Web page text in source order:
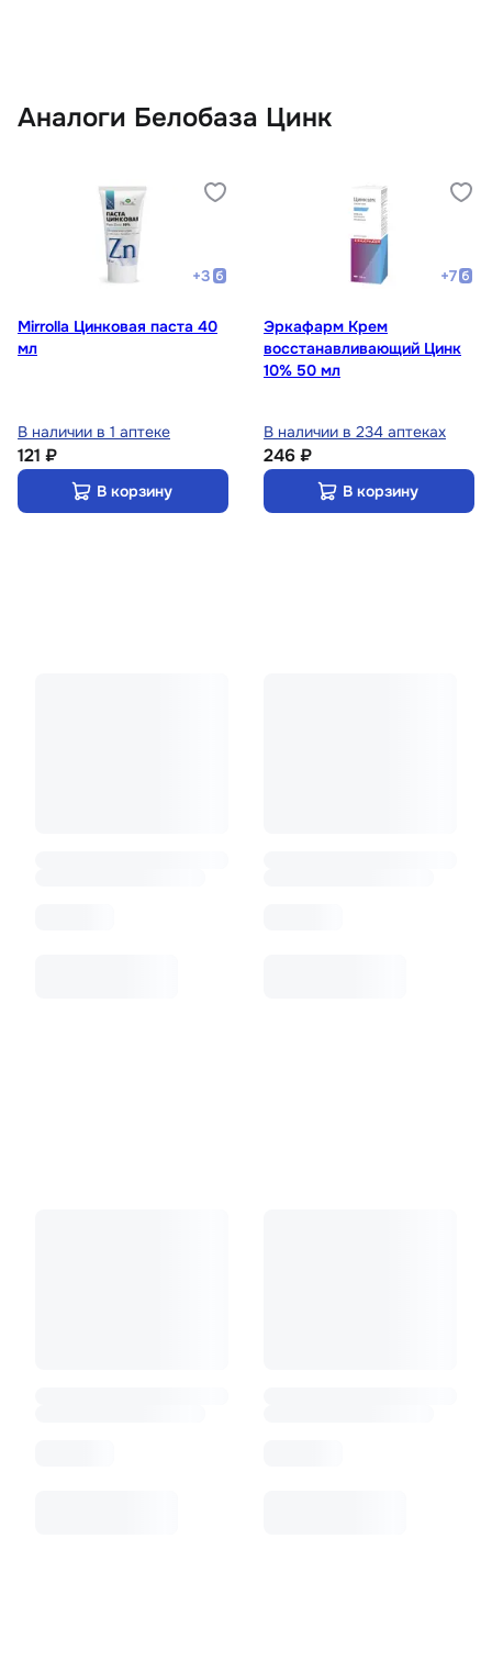
Аналоги Белобаза Цинк
+3
Mirrolla Цинковая паста 40
мл
В наличии в 1 аптеке
121 ₽
В корзину
+7
Эркафарм Крем
восстанавливающий Цинк
10% 50 мл
В наличии в 234 аптеках
246 ₽
В корзину